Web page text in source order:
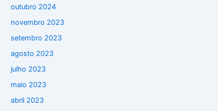
outubro 2024
novembro 2023
setembro 2023
agosto 2023
julho 2023
maio 2023
abril 2023